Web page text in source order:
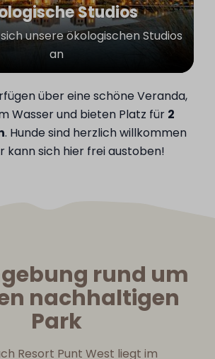
Studios
unsere ökologischen Studios
an
über eine schöne Veranda,
Wasser und bieten Platz für 2
. Hunde sind herzlich willkommen
kann sich hier frei austoben!
rund um
nachhaltigen
Park
Resort Punt West liegt im